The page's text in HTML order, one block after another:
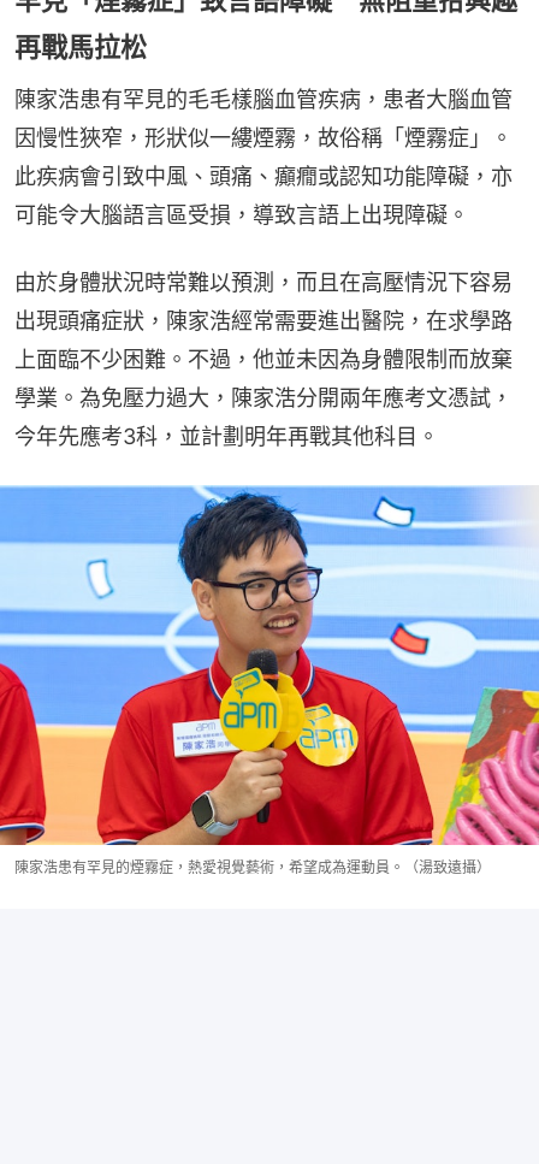
再戰馬拉松
陳家浩患有罕見的毛毛樣腦血管疾病，患者大腦血管
因慢性狹窄，形狀似一縷煙霧，故俗稱「煙霧症」。
此疾病會引致中風、頭痛、癲癇或認知功能障礙，亦
可能令大腦語言區受損，導致言語上出現障礙。
由於身體狀況時常難以預測，而且在高壓情況下容易
出現頭痛症狀，陳家浩經常需要進出醫院，在求學路
上面臨不少困難。不過，他並未因為身體限制而放棄
學業。為免壓力過大，陳家浩分開兩年應考文憑試，
今年先應考3科，並計劃明年再戰其他科目。
陳家浩患有罕見的煙霧症，熱愛視覺藝術，希望成為運動員。（湯致遠攝）